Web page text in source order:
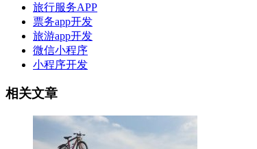
旅行服务APP
票务app开发
旅游app开发
微信小程序
小程序开发
相关文章